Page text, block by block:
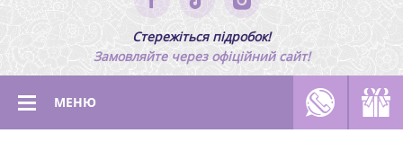
Стережіться підробок!
Замовляйте через офіційний сайт!
МЕНЮ